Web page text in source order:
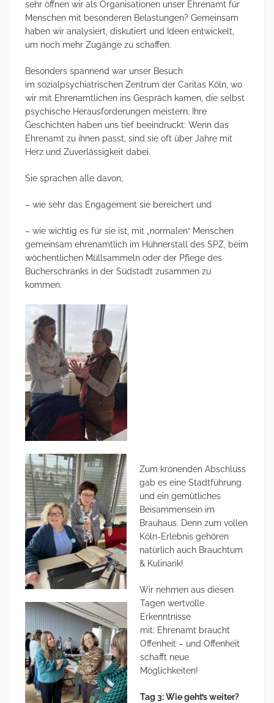
sehr öffnen wir als Organisationen unser Ehrenamt für
Menschen mit besonderen Belastungen? Gemeinsam
haben wir analysiert, diskutiert und Ideen entwickelt,
um noch mehr Zugänge zu schaffen.
Besonders spannend war unser Besuch
im sozialpsychiatrischen Zentrum der Caritas Köln, wo
wir mit Ehrenamtlichen ins Gespräch kamen, die selbst
psychische Herausforderungen meistern. Ihre
Geschichten haben uns tief beeindruckt: Wenn das
Ehrenamt zu ihnen passt, sind sie oft über Jahre mit
Herz und Zuverlässigkeit dabei.
Sie sprachen alle davon,
– wie sehr das Engagement sie bereichert und
– wie wichtig es für sie ist, mit „normalen“ Menschen
gemeinsam ehrenamtlich im Hühnerstall des SPZ, beim
wöchentlichen Müllsammeln oder der Pflege des
Bücherschranks in der Südstadt zusammen zu
kommen.
Zum krönenden Abschluss
gab es eine Stadtführung
und ein gemütliches
Beisammensein im
Brauhaus. Denn zum vollen
Köln-Erlebnis gehören
natürlich auch Brauchtum
& Kulinarik!
Wir nehmen aus diesen
Tagen wertvolle
Erkenntnisse
mit: Ehrenamt braucht
Offenheit – und Offenheit
schafft neue
Möglichkeiten!
Tag 3: Wie geht’s weiter?